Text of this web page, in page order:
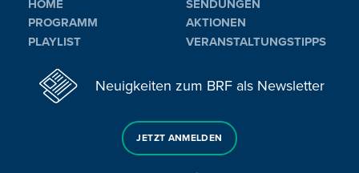
HOME
PROGRAMM
PLAYLIST
SENDUNGEN
AKTIONEN
VERANSTALTUNGSTIPPS
Neuigkeiten zum BRF als Newsletter
JETZT ANMELDEN